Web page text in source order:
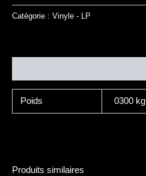
Catégorie : Vinyle - LP
Poids 0300 kg
Produits similaires